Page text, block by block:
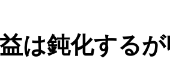
益は鈍化する